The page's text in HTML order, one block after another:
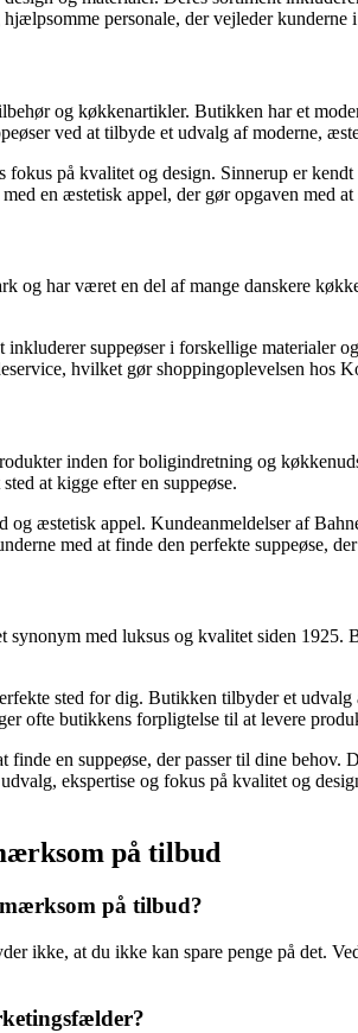
personale, der vejleder kunderne
og køkkenartikler. Butikken har et
ved at tilbyde et udvalg af moderne,
på kvalitet og design. Sinnerup er
en æstetisk appel, der gør opgaven med
har været en del af mange danskere
suppeøser i forskellige materialer
hvilket gør shoppingoplevelsen hos
inden for boligindretning og
at kigge efter en suppeøse.
og æstetisk appel. Kundeanmeldelser af
med at finde den perfekte suppeøse,
med luksus og kvalitet siden
sted for dig. Butikken tilbyder et udvalg
ofte butikkens forpligtelse til at levere
en suppeøse, der passer til dine
ekspertise og fokus på kvalitet og
på tilbud
på tilbud?
ikke, at du ikke kan spare penge på det.